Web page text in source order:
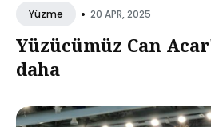
Yüzme • 20 APR, 2025
Yüzücümüz Can
daha